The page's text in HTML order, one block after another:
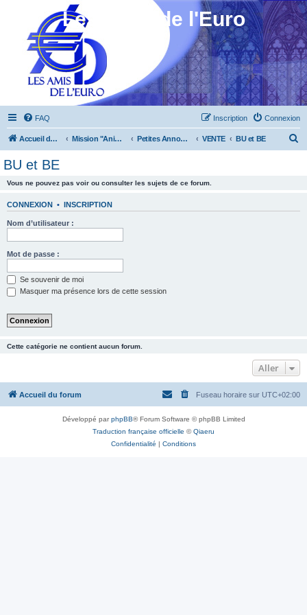
Les Amis de l'Euro
FAQ Connexion
Inscription
Accueil du forum Mission "Animation" Petites Annonces VENTE BU et BE
BU et BE
Vous ne pouvez pas voir ou consulter les sujets de ce forum.
CONNEXION • INSCRIPTION
Nom d’utilisateur :
Mot de passe :
Se souvenir de moi
Masquer ma présence lors de cette session
Cette catégorie ne contient aucun forum.
Aller
Accueil du forum Fuseau horaire sur UTC+02:00
Développé parphpBB® Forum Software © phpBB Limited
Traduction française officielle ©Qiaeru
Confidentialité | Conditions